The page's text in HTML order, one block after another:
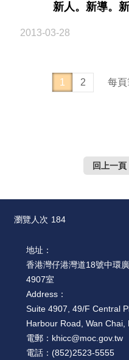
2013-03-28
1 2 每頁
回上一頁
瀏覽人次 184
地址：
香港灣仔港灣道18號中環
4907室
Address：
Suite 4907, 49/F Central
Harbour Road, Wan Chai,
電郵： khicc@moc.gov.tw
電話： (852)2523-5555